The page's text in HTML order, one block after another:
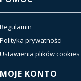
Regulamin
Polityka prywatności
Ustawienia plików cookies
MOJE KONTO